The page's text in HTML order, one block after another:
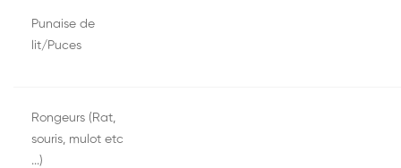
Punaise de
lit/Puces
Rongeurs (Rat,
souris, mulot etc
...)